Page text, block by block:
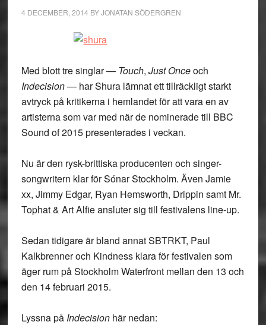
4 DECEMBER, 2014 BYJONATAN SÖDERGREN
Med blott tre singlar — Touch, Just Onceoch
Indecision— har Shura lämnat ett tillräckligt starkt
avtryck på kritikerna i hemlandet för att vara en av
artisterna som var med när de nominerade till BBC
Sound of 2015 presenterades i veckan.
Nu är den rysk-brittiska producenten och singer-
songwritern klar för Sónar Stockholm. Även Jamie
xx, Jimmy Edgar, Ryan Hemsworth, Drippin samt Mr.
Tophat & Art Alfie ansluter sig till festivalens line-up.
Sedan tidigare är bland annat SBTRKT, Paul
Kalkbrenner och Kindness klara för festivalen som
äger rum på Stockholm Waterfront mellan den 13 och
den 14 februari 2015.
Lyssna på Indecisionhär nedan: